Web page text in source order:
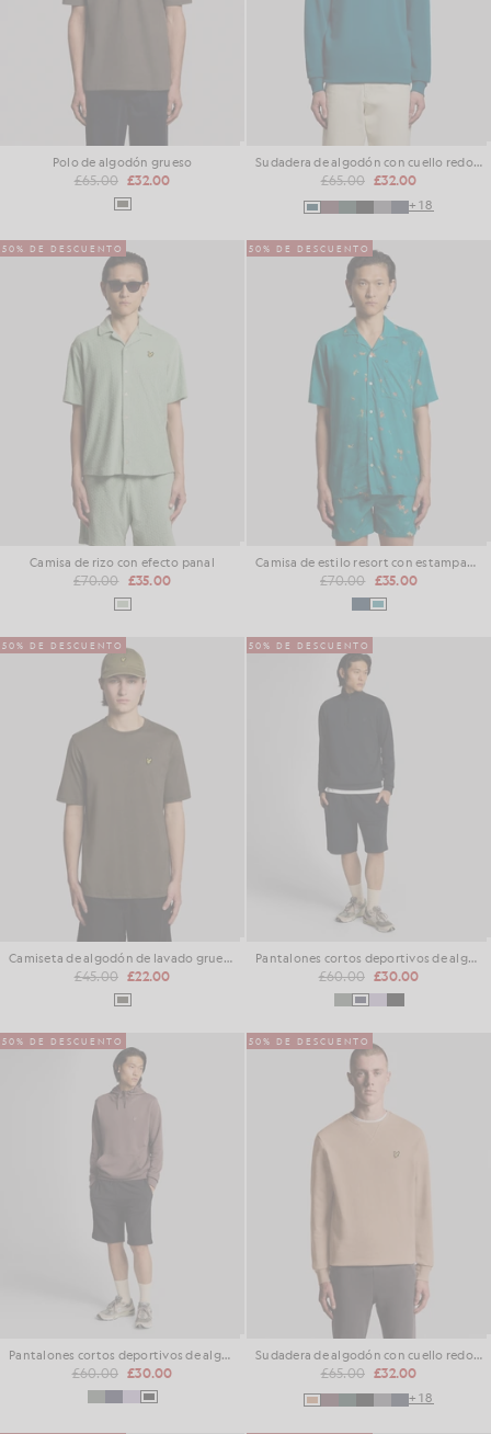
Polo de algodón grueso
£65.00 £32.00
Sudadera de algodón con cuello redondo
£65.00 £32.00
+18
50% DE DESCUENTO
Camisa de rizo con efecto panal
£70.00 £35.00
50% DE DESCUENTO
Camisa de estilo resort con estampado de peces de colores
£70.00 £35.00
50% DE DESCUENTO
Camiseta de algodón de lavado grueso
£45.00 £22.00
50% DE DESCUENTO
Pantalones cortos deportivos de algodón superfino
£60.00 £30.00
50% DE DESCUENTO
Pantalones cortos deportivos de algodón superfino
£60.00 £30.00
50% DE DESCUENTO
Sudadera de algodón con cuello redondo
£65.00 £32.00
+18